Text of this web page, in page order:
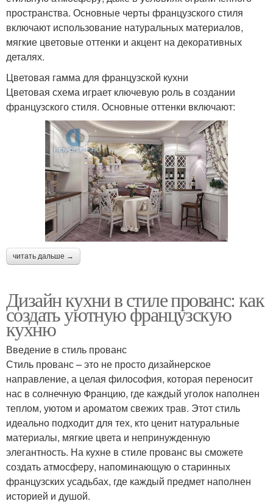
пространства. Основные черты французского стиля
включают использование натуральных материалов,
мягкие цветовые оттенки и акцент на декоративных
деталях.
Цветовая гамма для французской кухни
Цветовая схема играет ключевую роль в создании
французского стиля. Основные оттенки включают:
читать дальше →
Дизайн кухни в стиле прованс: как
создать уютную французскую
кухню
Введение в стиль прованс
Стиль прованс – это не просто дизайнерское
направление, а целая философия, которая переносит
нас в солнечную Францию, где каждый уголок наполнен
теплом, уютом и ароматом свежих трав. Этот стиль
идеально подходит для тех, кто ценит натуральные
материалы, мягкие цвета и непринужденную
элегантность. На кухне в стиле прованс вы сможете
создать атмосферу, напоминающую о старинных
французских усадьбах, где каждый предмет наполнен
историей и душой.